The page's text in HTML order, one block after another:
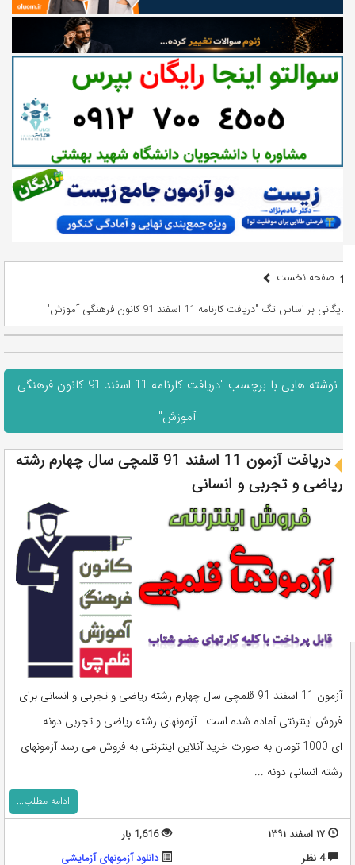
صفحه نخست
بایگانی بر اساس تگ "دریافت کارنامه 11 اسفند 91 کانون فرهنگی آموزش"
نوشته هایی با برچسب "دریافت کارنامه 11 اسفند 91 کانون فرهنگی
آموزش"
دریافت آزمون 11 اسفند 91 قلمچی سال چهارم رشته
ریاضی و تجربی و انسانی
آزمون 11 اسفند 91 قلمچی سال چهارم رشته ریاضی و تجربی و انسانی برای
فروش اینترنتی آماده شده است آزمونهای رشته ریاضی و تجربی دونه
ای 1000 تومان به صورت خرید آنلاین اینترنتی به فروش می رسد آزمونهای
رشته انسانی دونه ...
ادامه مطلب...
۱۷ اسفند ۱۳۹۱
1,616 بار
4 نظر
دانلود آزمونهای آزمایشی